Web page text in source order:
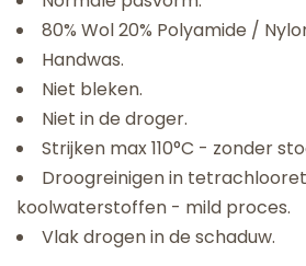
80% Wol 20% Polyamide /
Handwas.
Niet bleken.
Niet in de droger.
Strijken max 110°C - zonder
Droogreinigen in
koolwaterstoffen - mild proces.
Vlak drogen in de schaduw.